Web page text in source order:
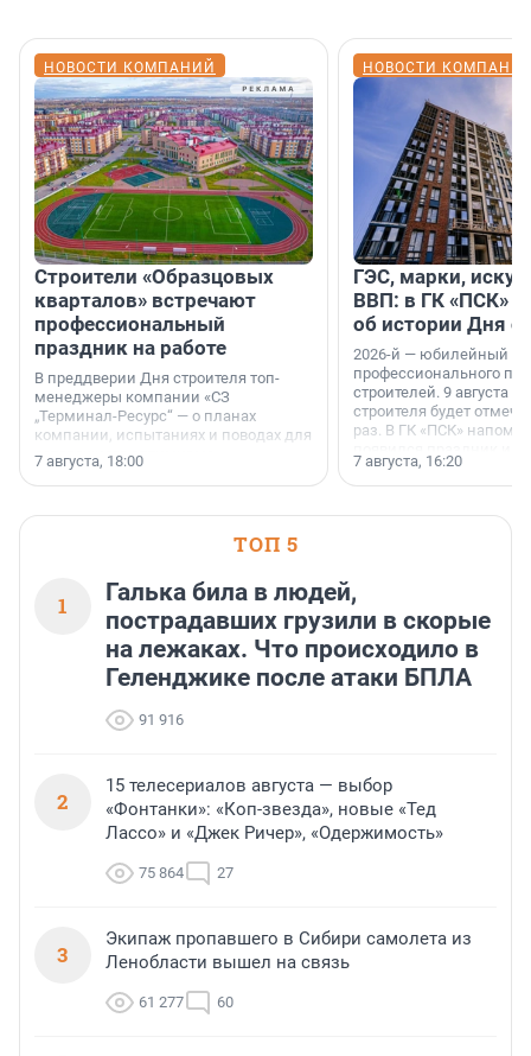
НОВОСТИ КОМПАНИЙ
Строители «Образцовых
кварталов» встречают
профессиональный
праздник на работе
В преддверии Дня строителя топ-
менеджеры компании «СЗ
„Терминал-Ресурс“ — о планах
компании, испытаниях и поводах для
осторожного оптимизма.
7 августа, 18:00
НОВОСТИ
ГЭС, марки,
ВВП: в ГК «ПСК»
об истории Дня
2026-й — юбилейный
профессионального
строителей. 9 августа
строителя будет
раз. В ГК «ПСК»
поменялась роль
7 августа, 16:20
ТОП 5
1
Галька била в людей,
пострадавших грузили в скорые
на лежаках. Что происходило в
Геленджике после атаки БПЛА
91 916
2
15 телесериалов августа — выбор
«Фонтанки»: «Коп-звезда», новые «Тед
Лассо» и «Джек Ричер», «Одержимость»
75 864 27
3
Экипаж пропавшего в Сибири самолета из
Ленобласти вышел на связь
61 277 60